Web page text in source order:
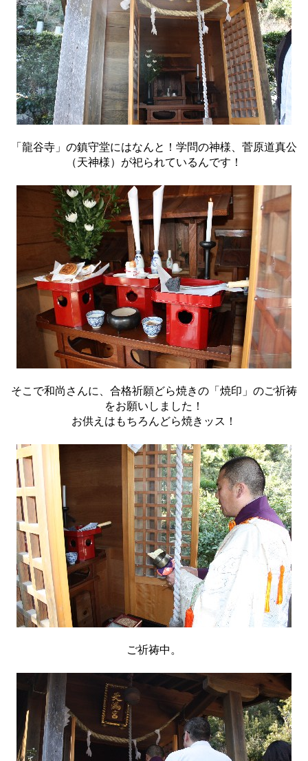
「龍谷寺」の鎮守堂にはなんと！学問の神様、菅原道真公
（天神様）が祀られているんです！
そこで和尚さんに、合格祈願どら焼きの「焼印」のご祈祷
をお願いしました！
お供えはもちろんどら焼きッス！
ご祈祷中。